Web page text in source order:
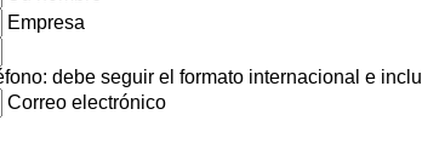
Empresa
debe seguir el formato internacional e
Correo electrónico